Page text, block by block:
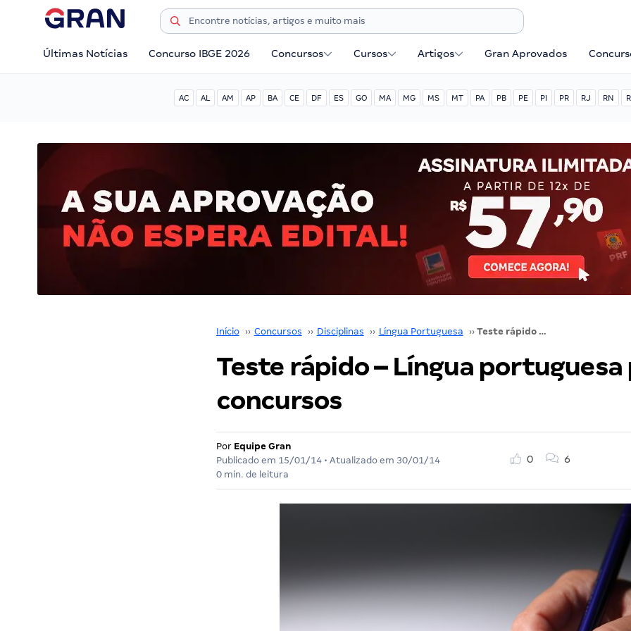
Últimas Notícias Concurso IBGE 2026 Concursos Cursos Artigos Gran Aprovados
AC AL AM AP BA CE DF ES GO MA MG MS MT PA PB PE PI PR RJ RN
Início ›› Concursos ›› Disciplinas ›› Língua Portuguesa ›› Teste rápido – Língua portuguesa para concursos
Teste rápido – Língua portuguesa
concursos
Por Equipe Gran
Publicado em 15/01/14• Atualizado em 30/01/14
0 min. de leitura
0 6